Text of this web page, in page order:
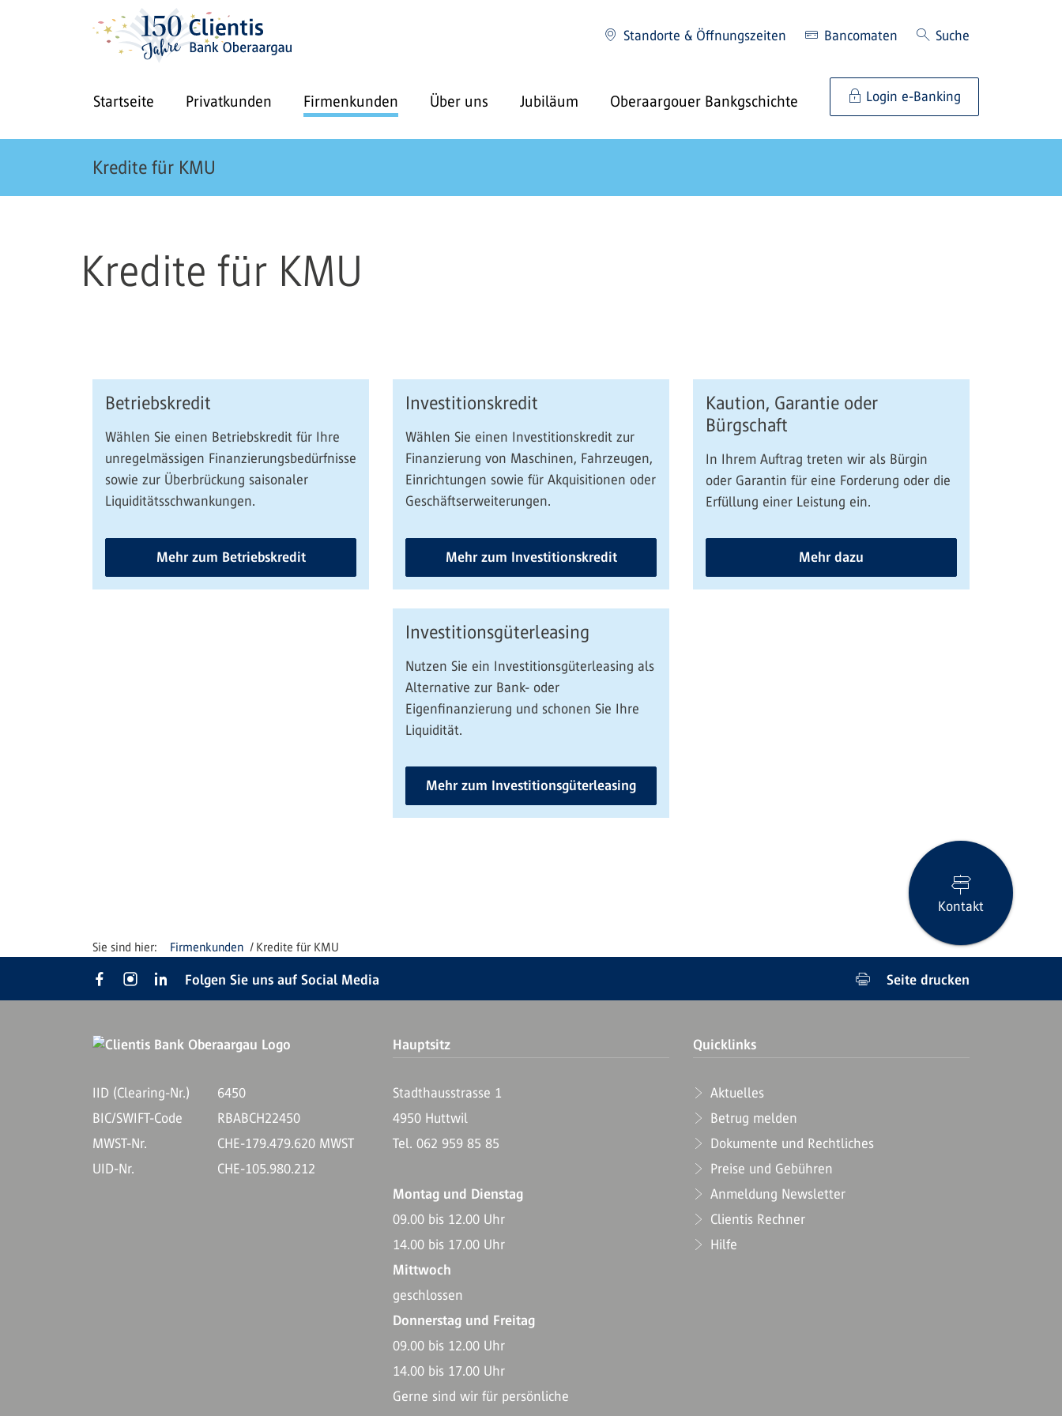
Standorte & Öffnungszeiten Bancomaten Suche
Startseite Privatkunden Firmenkunden Über uns Jubiläum Oberaargouer Bankgschichte Login e-Banking
Kredite für KMU
Kredite für KMU
Betriebskredit
Wählen Sie einen Betriebskredit für Ihre
unregelmässigen Finanzierungsbedürfnisse
sowie zur Überbrückung saisonaler
Liquiditätsschwankungen.
Mehr zum Betriebskredit
Investitionskredit
Wählen Sie einen Investitionskredit zur
Finanzierung von Maschinen, Fahrzeugen,
Einrichtungen sowie für Akquisitionen oder
Geschäftserweiterungen.
Mehr zum Investitionskredit
Kaution, Garantie oder
Bürgschaft
In Ihrem Auftrag treten wir als Bürgin
oder Garantin für eine Forderung oder die
Erfüllung einer Leistung ein.
Mehr dazu
Investitionsgüterleasing
Nutzen Sie ein Investitionsgüterleasing als
Alternative zur Bank- oder
Eigenfinanzierung und schonen Sie Ihre
Liquidität.
Mehr zum Investitionsgüterleasing
Firmenkunden Kredite für KMU
Kontakt
Folgen Sie uns auf Social Media Seite drucken
Hauptsitz Quicklinks
IID (Clearing-Nr.)
6450
BIC/SWIFT-Code
RBABCH22450
MWST-Nr.
CHE-179.479.620 MWST
UID-Nr.
CHE-105.980.212
Stadthausstrasse 1
4950 Huttwil
Tel. 062 959 85 85
Montag und Dienstag
09.00 bis 12.00 Uhr
14.00 bis 17.00 Uhr
Mittwoch
geschlossen
Donnerstag und Freitag
09.00 bis 12.00 Uhr
14.00 bis 17.00 Uhr
Gerne sind wir für persönliche
Aktuelles
Betrug melden
Dokumente und Rechtliches
Preise und Gebühren
Anmeldung Newsletter
Clientis Rechner
Hilfe